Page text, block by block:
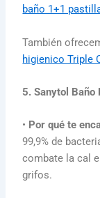
baño 1+1
También
higienico Triple
5. Sanytol
• Por qué te
99,9% de
combate la cal
grifos.